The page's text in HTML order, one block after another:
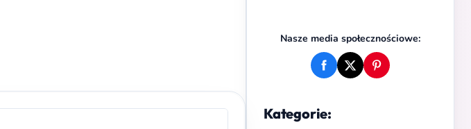
Nasze media społecznościowe:
Kategorie: